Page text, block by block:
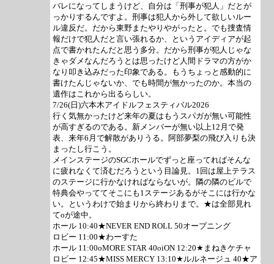
バレになってしまうけど、自分は「刑事が犯人」だとが
っかりするんですよ。刑事は犯人から外して欲しいルー
ル違反だ。だから東野またやりやがったと。でも捜査情
報だけで犯人だと言い張れるか、というアイディアが起
点で書かれたんだと思う多分。だから刑事が犯人じゃな
きゃダメなんだろうとは思ったけど人間ドラマの方がか
なり叩き込みだった印象である。もうちょっと感動的に
書けたんじゃないか、でも時間が無かったのか。本当の
遺作はこれから出るらしい。
7/26(日)六本木アイドルフェスティバル2026
行く気無かったけど来年の夏はもうスパガが無い可能性
が高すぎるのである。新メンバーが無い以上12月で発
表、来年6月で解散がありうる。阿部夢梨の飛び入りも決
まったし行こう。
メインステージのSGCホールでずっと座ってればそんな
に疲れなくて済むだろうという目論見。1回は屋上テラス
のステージに行かなければならないが。隣の隣のビルで
特典会やっててそこにも1ステージあるがそこには行かな
い。というわけで始まりから終わりまで。★は全部見れ
てoが途中。
ホール 10:40★NEVER END ROLL 50オープニング
ロビー 11:00★わーすた
ホール 11:00oMORE STAR 40oiON 12:20★まねきケチャ
ロビー 12:45★MISS MERCY 13:10★ルルネージュ 40★ア